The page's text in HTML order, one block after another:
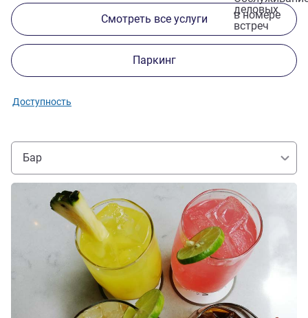
деловых
встреч
в номере
Смотреть все услуги
Паркинг
Доступность
Бар
Подробная информация